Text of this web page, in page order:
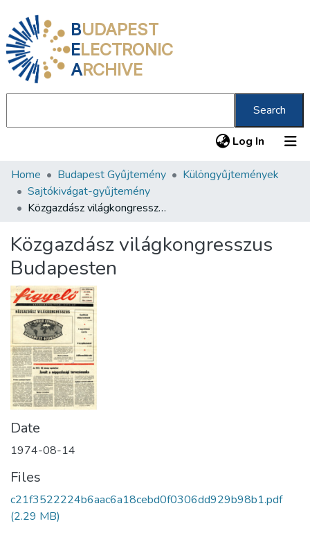
BUDAPEST
ELECTRONIC
ARCHIVE
Search
Log In (current)
Communities & Collections
All of DSpace
About us
Home Budapest Gyűjtemény
Különgyűjtemények
Sajtókivágat-gyűjtemény
Közgazdász világkongresszus Budapesten
Közgazdász világkongresszus
Budapesten
Date
1974-08-14
Files
c21f3522224b6aac6a18cebd0f0306dd929b98b1.pdf
(2.29 MB)